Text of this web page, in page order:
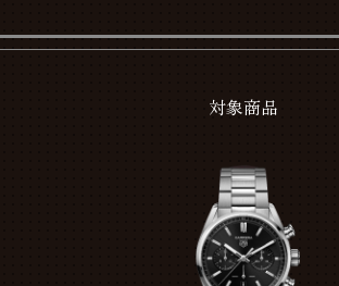
対象商品